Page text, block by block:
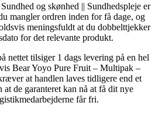
og skønhed || Sundhedspleje er
mangler ordren inden for få dage, og
meningsfuldt at du dobbelttjekker
for det relevante produkt.
nettet tilsiger 1 dags levering på en hel
Bear Yoyo Pure Fruit – Multipak –
at handlen laves tidligere end et
de garanteret kan nå at få dit nye
får fri.